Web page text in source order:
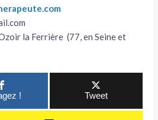
la Ferrière (77, en Seine et
! Tweet